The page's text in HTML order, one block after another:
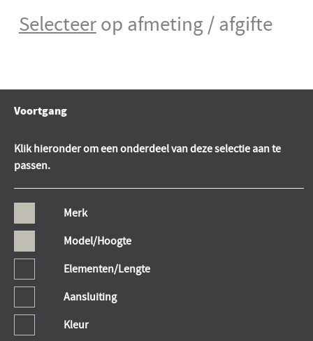
Selecteerop afmeting / afgifte
Voortgang
Klik hieronder om een onderdeel van deze selectie aan te
passen.
Merk
Model/Hoogte
Elementen/Lengte
Aansluiting
Kleur